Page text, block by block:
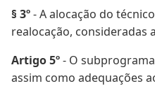
§ 3º- A alocação do
realocação, consideradas
Artigo 5º- O
assim como adequações